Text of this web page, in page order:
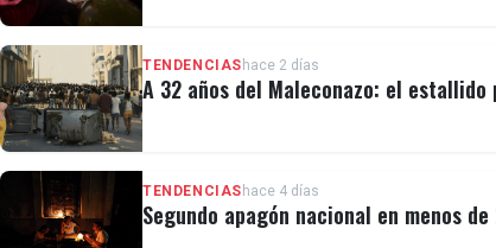
TENDENCIAS hace 2 días
A 32 años del Maleconazo: el
TENDENCIAS hace 4 días
Segundo apagón nacional en menos